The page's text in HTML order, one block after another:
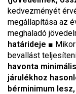
kedvezményét
megállapítása az
meghaladó
határideje ■
bevallást
havonta
járulékhoz
bérminimum